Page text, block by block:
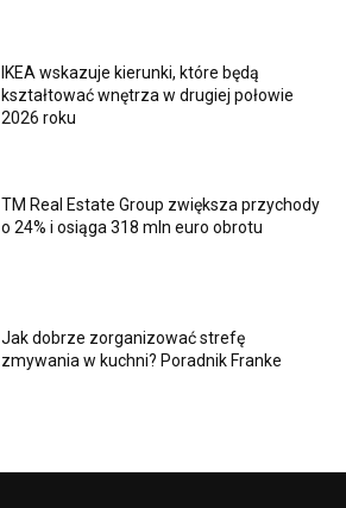
IKEA wskazuje kierunki, które będą
kształtować wnętrza w drugiej połowie
2026 roku
TM Real Estate Group zwiększa przychody
o 24% i osiąga 318 mln euro obrotu
Jak dobrze zorganizować strefę
zmywania w kuchni? Poradnik Franke